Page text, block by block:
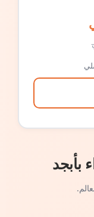
بأبجد